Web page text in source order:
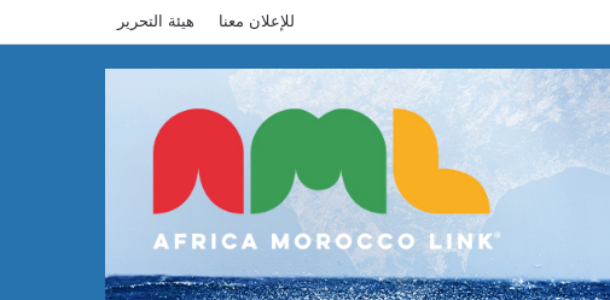
للإعلان معنا هيئة التحرير